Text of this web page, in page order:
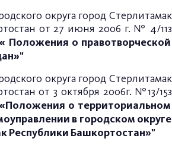
округа город Стерлитамак
от 27 июня 2006 г. № 4/11з
Положения о правотворческой
округа город Стерлитамак
от 3 октября 2006г. №13/15з
о территориальном
в городском округе
Республики Башкортостан»"